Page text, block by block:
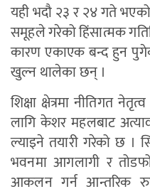
यही भदौ २३ र २४ गते
समूहले गरेको हिंसात्मक
कारण एकाएक बन्द हुन
खुल्न थालेका छन् ।
शिक्षा क्षेत्रमा नीतिगत
लागि केशर महलबाट
ल्याइने तयारी गरेको छ ।
भवनमा आगलागी र
आकलन गर्न आन्तरिक